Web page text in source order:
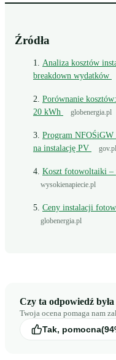
Źródła
Analiza kosztów
breakdown wydatków
Porównanie
20 kWh
globenergia.pl
Program NFOŚiGW
na instalację PV
gov.pl
Koszt fotowoltaiki –
wysokienapiecie.pl
Ceny instalacji
globenergia.pl
Czy ta odpowiedź
Twoja ocena pomaga nam
Tak, pomocna